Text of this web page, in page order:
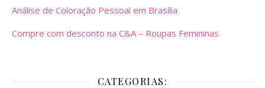
Análise de Coloração Pessoal em Brasília
Compre com desconto na C&A – Roupas Femininas
CATEGORIAS: